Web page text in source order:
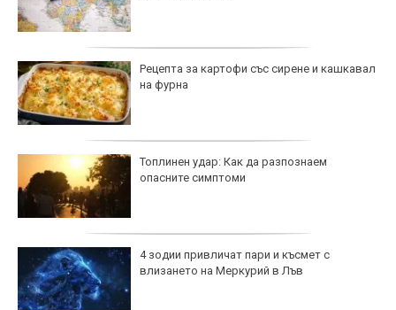
Рецепта за картофи със сирене и кашкавал
на фурна
Топлинен удар: Как да разпознаем
опасните симптоми
4 зодии привличат пари и късмет с
влизането на Меркурий в Лъв